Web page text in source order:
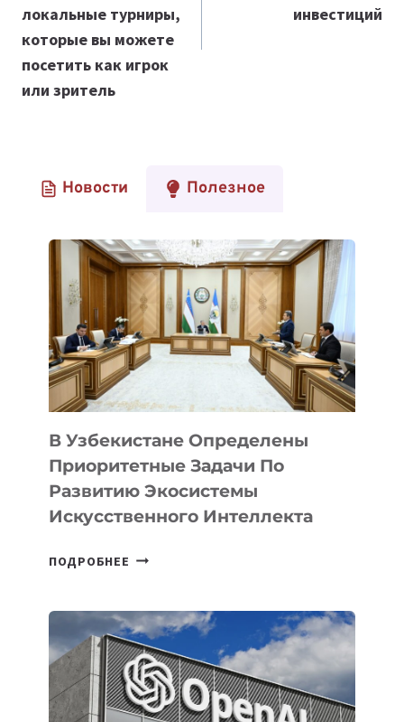
локальные турниры,
которые вы можете
посетить как игрок
или зритель
инвестиций
Новости Полезное
В Узбекистане Определены
Приоритетные Задачи По
Развитию Экосистемы
Искусственного Интеллекта
ПОДРОБНЕЕ В
ПРИОРИТЕТНЫЕ
ЗАДАЧИ
ПО
РАЗВИТИЮ
ЭКОСИСТЕМЫ